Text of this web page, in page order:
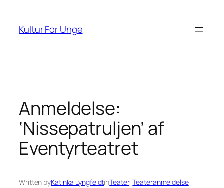
indhold
Kultur For Unge
Anmeldelse:
‘Nissepatruljen’ af
Eventyrteatret
Written byKatinka LyngfeldtinTeater, Teateranmeldelse